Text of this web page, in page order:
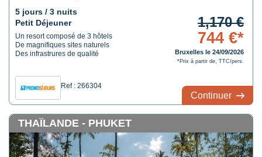
5 jours / 3 nuits
Petit Déjeuner
Un resort composé de 3 hôtels
De magnifiques sites naturels
Des infrastrures de qualité
Ref : 266304
1,170 €
744 €*
Bruxelles le 24/09/2026
*Prix à partir de, TTC/pers.
Continuer
THAÏLANDE - PHUKET